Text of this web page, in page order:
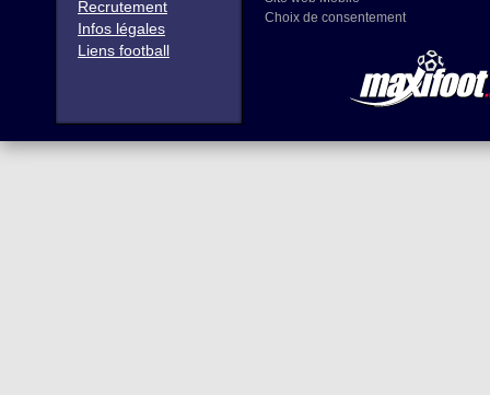
Recrutement
Infos légales
Liens football
Choix de consentement